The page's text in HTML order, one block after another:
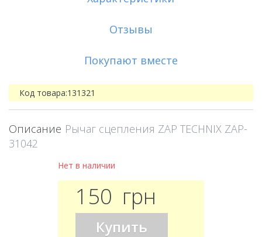
Отзывы
Покупают вместе
Код товара:131321
Описание Рычаг сцепления ZAP TECHNIX ZAP-
31042
Нет в наличии
150 грн
Купить